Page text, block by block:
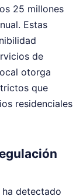
25 millones
Estas
de
otorga
que
residenciales
ha detectado